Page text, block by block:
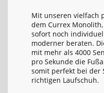
​​Mit unseren vielfach
dem Currex
sofort noch
moderner beraten.
mit mehr als 4000
pro Sekunde die
somit perfekt bei der
richtigen Laufschuh.